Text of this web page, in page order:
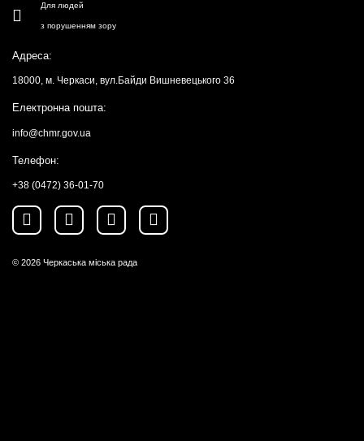
Для людей
з порушенням зору
Адреса:
18000, м. Черкаси, вул.Байди Вишневецького 36
Електронна пошта:
info@chmr.gov.ua
Телефон:
+38 (0472) 36-01-70
© 2026 Черкаська міська рада